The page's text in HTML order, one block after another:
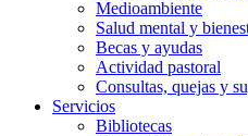
Medioambiente
Salud mental y
Becas y ayudas
Actividad pastoral
Consultas, quejas y
Servicios
Bibliotecas